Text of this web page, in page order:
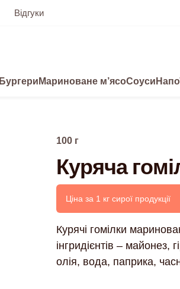
Відгуки
Бургери Мариноване м’ясоСоуси
100 г
Куряча
Ціна за 1 кг сирої продукції
Курячі гомілки
інгридієнтів – майонез,
олія, вода, паприка,